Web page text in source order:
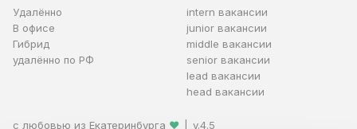
Удалённо
В офисе
Гибрид
удалённо по РФ
intern вакансии
junior вакансии
middle вакансии
senior вакансии
lead вакансии
head вакансии
с любовью из Екатеринбурга ❤ v.4.5